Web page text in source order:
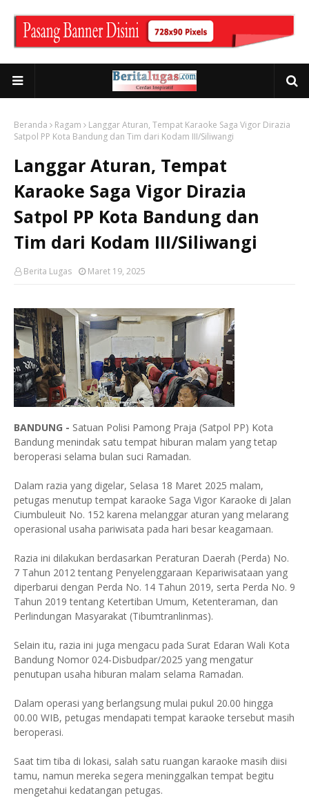
Beranda Ragam
Langgar Aturan, Tempat Karaoke Saga Vigor Dirazia
Satpol PP Kota Bandung dan Tim dari Kodam III/Siliwangi
Langgar Aturan, Tempat
Karaoke Saga Vigor Dirazia
Satpol PP Kota Bandung dan
Tim dari Kodam III/Siliwangi
Berita Lugas Maret 19, 2025
BANDUNG - Satuan Polisi Pamong Praja (Satpol PP) Kota
Bandung menindak satu tempat hiburan malam yang tetap
beroperasi selama bulan suci Ramadan.
Dalam razia yang digelar, Selasa 18 Maret 2025 malam,
petugas menutup tempat karaoke Saga Vigor Karaoke di Jalan
Ciumbuleuit No. 152 karena melanggar aturan yang melarang
operasional usaha pariwisata pada hari besar keagamaan.
Razia ini dilakukan berdasarkan Peraturan Daerah (Perda) No.
7 Tahun 2012 tentang Penyelenggaraan Kepariwisataan yang
diperbarui dengan Perda No. 14 Tahun 2019, serta Perda No. 9
Tahun 2019 tentang Ketertiban Umum, Ketenteraman, dan
Perlindungan Masyarakat (Tibumtranlinmas).
Selain itu, razia ini juga mengacu pada Surat Edaran Wali Kota
Bandung Nomor 024-Disbudpar/2025 yang mengatur
penutupan usaha hiburan malam selama Ramadan.
Dalam operasi yang berlangsung mulai pukul 20.00 hingga
00.00 WIB, petugas mendapati tempat karaoke tersebut masih
beroperasi.
Saat tim tiba di lokasi, salah satu ruangan karaoke masih diisi
tamu, namun mereka segera meninggalkan tempat begitu
mengetahui kedatangan petugas.